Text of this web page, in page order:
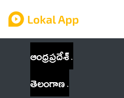
ఆంధ్రప్రదేశ్
తెలంగాణ